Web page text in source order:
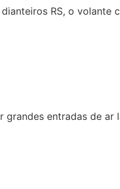
RS, o volante
entradas de ar